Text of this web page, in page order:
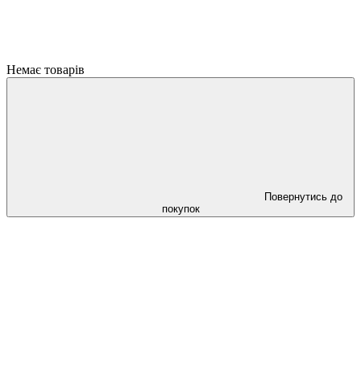
Немає товарів
Повернутись до
покупок